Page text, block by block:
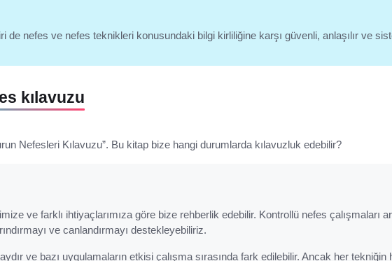
de nefes ve nefes teknikleri konusundaki bilgi kirliliğine karşı güvenli, anlaşılır ve
kılavuzu
Nefesleri Kılavuzu”. Bu kitap bize hangi durumlarda kılavuzluk edebilir?
ve farklı ihtiyaçlarımıza göre bize rehberlik edebilir. Kontrollü nefes çalışmaları
ve canlandırmayı destekleyebiliriz.
ve bazı uygulamaların etkisi çalışma sırasında fark edilebilir. Ancak her